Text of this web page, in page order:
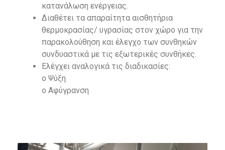
κατανάλωση ενέργειας.
Διαθέτει τα απαραίτητα αισθητήρια
θερμοκρασίας/ υγρασίας στον χώρο για την
παρακολούθηση και έλεγχο των συνθηκών
συνδυαστικά με τις εξωτερικές συνθήκες.
Ελέγχει αναλογικά τις διαδικασίες:
o Ψύξη
o Αφύγρανση